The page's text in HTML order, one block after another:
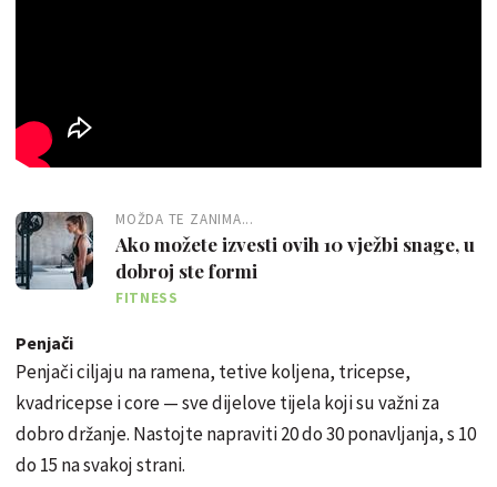
MOŽDA TE ZANIMA...
Ako možete izvesti ovih 10 vježbi snage, u
dobroj ste formi
FITNESS
Penjači
Penjači ciljaju na ramena, tetive koljena, tricepse,
kvadricepse i core — sve dijelove tijela koji su važni za
dobro držanje. Nastojte napraviti 20 do 30 ponavljanja, s 10
do 15 na svakoj strani.